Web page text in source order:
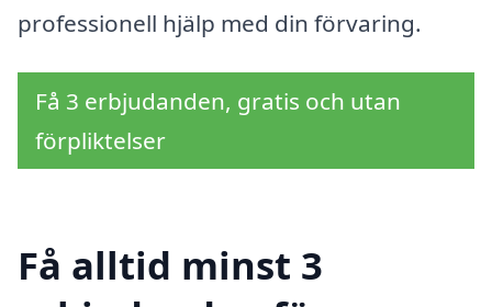
professionell hjälp med din förvaring.
Få 3 erbjudanden, gratis och utan
förpliktelser
Få alltid minst 3